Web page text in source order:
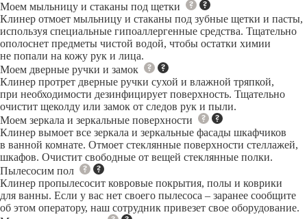
Моем мыльницу и стаканы под щетки
Клинер отмоет мыльницу и стаканы под зубные щетки и пасты,
используя специальные гипоаллергенные средства. Тщательно
ополоснет предметы чистой водой, чтобы остатки химии
не попали на кожу рук и лица.
Моем дверные ручки и замок
Клинер протрет дверные ручки сухой и влажной тряпкой,
при необходимости дезинфицирует поверхность. Тщательно
очистит щеколду или замок от следов рук и пыли.
Моем зеркала и зеркальные поверхности
Клинер вымоет все зеркала и зеркальные фасады шкафчиков
в ванной комнате. Отмоет стеклянные поверхности стеллажей,
шкафов. Очистит свободные от вещей стеклянные полки.
Пылесосим пол
Клинер пропылесосит ковровые покрытия, полы и коврики
для ванны. Если у вас нет своего пылесоса – заранее сообщите
об этом оператору, наш сотрудник привезет свое оборудование.